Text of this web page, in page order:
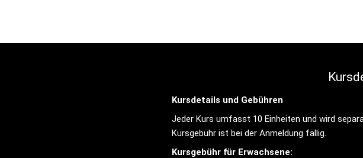
Kursdetails und Gebühren
Jeder Kurs umfasst 10 Einheiten und wird
Kursgebühr ist bei der Anmeldung fällig.
Kursgebühr für Erwachsene: